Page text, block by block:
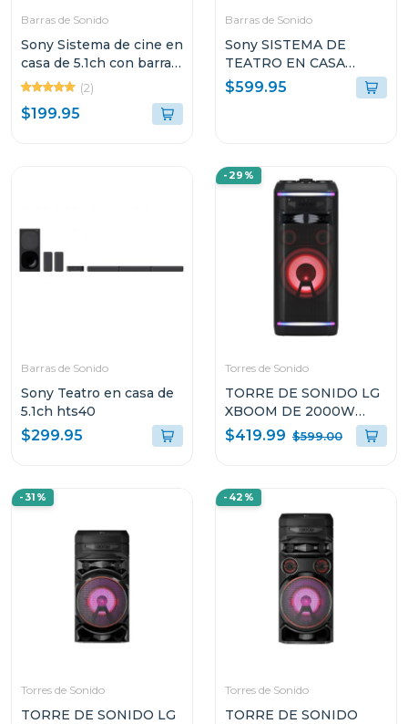
Barras de Sonido
Sony Sistema de cine en
casa de 5.1ch con barra
de sonido s20r
(2)
$199.95
Barras de Sonido
Sony SISTEMA DE
TEATRO EN CASA
BRAVIA THEATRE
SYSTEM 6 CON 5.1
$599.95
Barras de Sonido
Sony Teatro en casa de
5.1ch hts40
$299.95
-29%
Torres de Sonido
TORRE DE SONIDO LG
XBOOM DE 2000W
KARAOKE STAR PRO DJ
WHEEL OK99M
$419.99 $599.00
-31%
Torres de Sonido
TORRE DE SONIDO LG
-42%
Torres de Sonido
TORRE DE SONIDO